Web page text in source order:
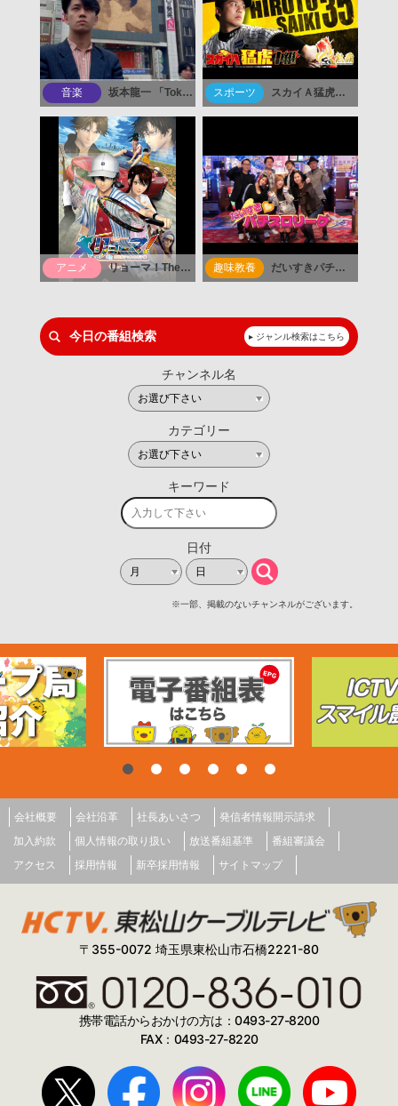
会社概要 会社沿革 社長あいさつ
発信者情報開示請求
加入約款
個人情報の取り扱い 放送番組基準
番組審議会
アクセス
採用情報 新卒採用情報 サイトマップ
〒355-0072 埼玉県東松山市石橋2221-80
携帯電話からおかけの方は：0493-27-8200
FAX：0493-27-8220